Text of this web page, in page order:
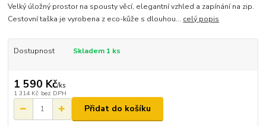
Velký úložný prostor na spousty věcí, elegantní vzhled a zapínání na zip.
Cestovní taška je vyrobena z eco-kůže s dlouhou... celý popis
Dostupnost Skladem 1 ks
1 590 Kč/ks
1 314 Kč bez DPH
Přidat do košíku